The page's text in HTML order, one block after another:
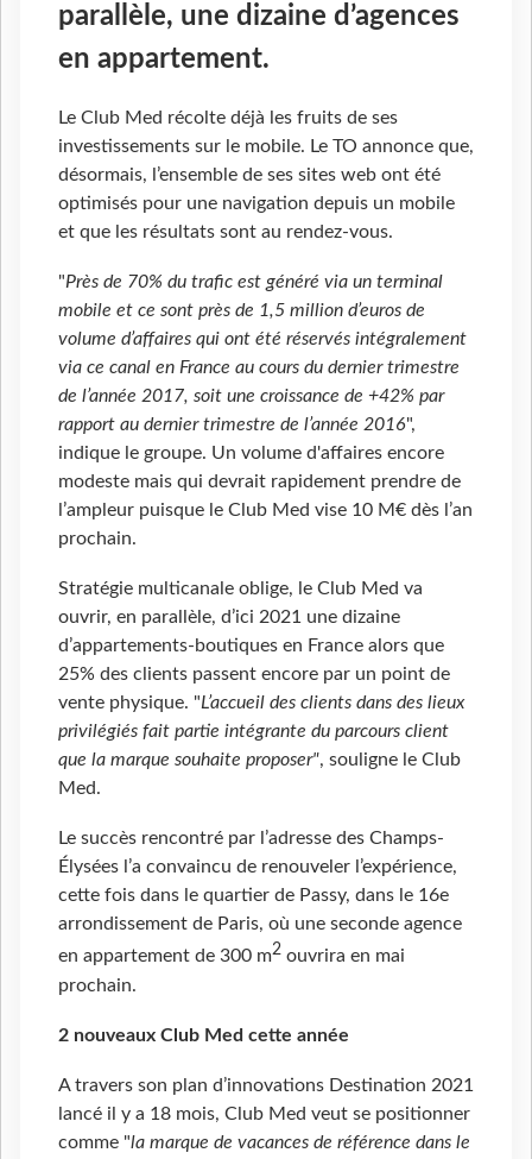
parallèle, une dizaine d’agences
en appartement.
Le Club Med récolte déjà les fruits de ses
investissements sur le mobile. Le TO annonce que,
désormais, l’ensemble de ses sites web ont été
optimisés pour une navigation depuis un mobile
et que les résultats sont au rendez-vous.
"Près de 70% du trafic est généré via un terminal
mobile et ce sont près de 1,5 million d’euros de
volume d’affaires qui ont été réservés intégralement
via ce canal en France au cours du dernier trimestre
de l’année 2017, soit une croissance de +42% par
rapport au dernier trimestre de l’année 2016",
indique le groupe. Un volume d'affaires encore
modeste mais qui devrait rapidement prendre de
l’ampleur puisque le Club Med vise 10 M€ dès l’an
prochain.
Stratégie multicanale oblige, le Club Med va
ouvrir, en parallèle, d’ici 2021 une dizaine
d’appartements-boutiques en France alors que
25% des clients passent encore par un point de
vente physique. "L’accueil des clients dans des lieux
privilégiés fait partie intégrante du parcours client
que la marque souhaite proposer", souligne le Club
Med.
Le succès rencontré par l’adresse des Champs-
Élysées l’a convaincu de renouveler l’expérience,
cette fois dans le quartier de Passy, dans le 16e
arrondissement de Paris, où une seconde agence
en appartement de 300 m2 ouvrira en mai
prochain.
2 nouveaux Club Med cette année
A travers son plan d’innovations Destination 2021
lancé il y a 18 mois, Club Med veut se positionner
comme "la marque de vacances de référence dans le